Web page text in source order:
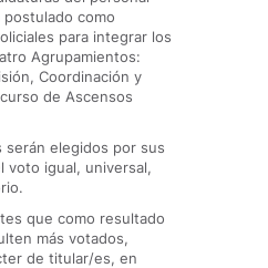
como
para integrar los
Agrupamientos:
Coordinación y
de Ascensos
serán elegidos por sus
voto igual, universal,
que como resultado
más votados,
de titular/es, en